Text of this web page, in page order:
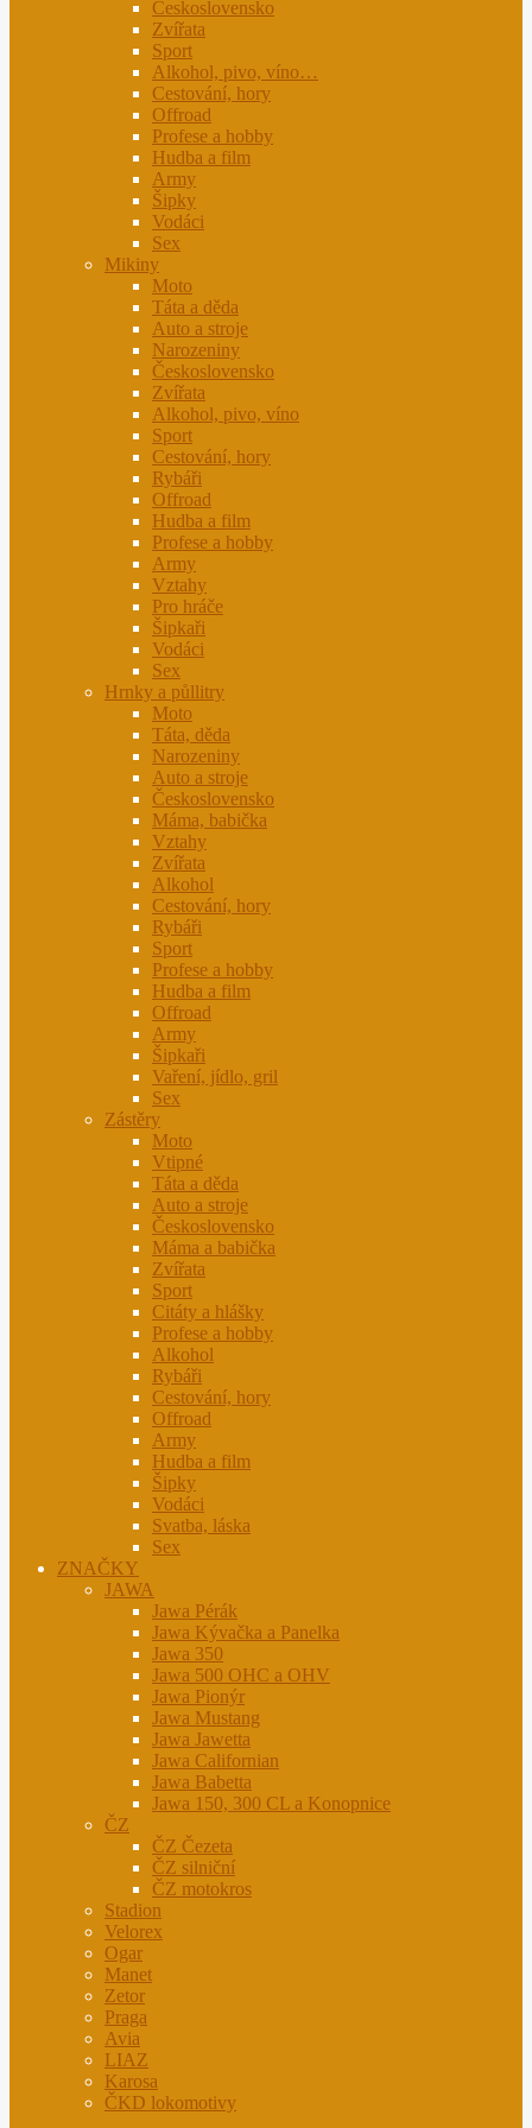
Československo
Zvířata
Sport
Alkohol, pivo, víno…
Cestování, hory
Offroad
Profese a hobby
Hudba a film
Army
Šipky
Vodáci
Sex
Mikiny
Moto
Táta a děda
Auto a stroje
Narozeniny
Československo
Zvířata
Alkohol, pivo, víno
Sport
Cestování, hory
Rybáři
Offroad
Hudba a film
Profese a hobby
Army
Vztahy
Pro hráče
Šipkaři
Vodáci
Sex
Hrnky a půllitry
Moto
Táta, děda
Narozeniny
Auto a stroje
Československo
Máma, babička
Vztahy
Zvířata
Alkohol
Cestování, hory
Rybáři
Sport
Profese a hobby
Hudba a film
Offroad
Army
Šipkaři
Vaření, jídlo, gril
Sex
Zástěry
Moto
Vtipné
Táta a děda
Auto a stroje
Československo
Máma a babička
Zvířata
Sport
Citáty a hlášky
Profese a hobby
Alkohol
Rybáři
Cestování, hory
Offroad
Army
Hudba a film
Šipky
Vodáci
Svatba, láska
Sex
ZNAČKY
JAWA
Jawa Pérák
Jawa Kývačka a Panelka
Jawa 350
Jawa 500 OHC a OHV
Jawa Pionýr
Jawa Mustang
Jawa Jawetta
Jawa Californian
Jawa Babetta
Jawa 150, 300 CL a Konopnice
ČZ
ČZ Čezeta
ČZ silniční
ČZ motokros
Stadion
Velorex
Ogar
Manet
Zetor
Praga
Avia
LIAZ
Karosa
ČKD lokomotivy